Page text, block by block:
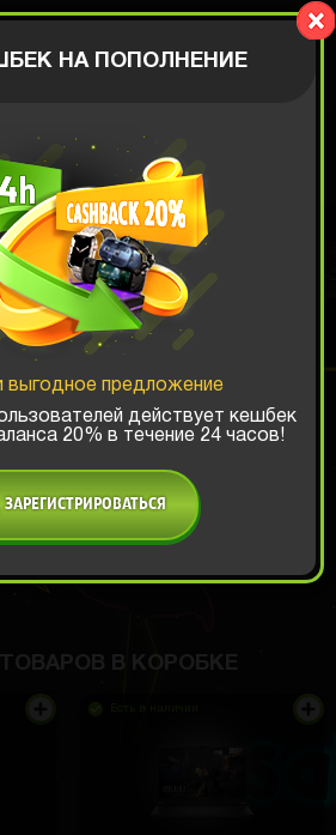
АВТОРИЗАЦИЯ
BOX
ТОП-выигрыша:
x2 x3
Есть промокод?
РУБ
485РУБ Демо прокрут
В КОРОБКЕ
НА ПОПОЛНЕНИЕ
выгодное предложение
действует кешбек
20% в течение 24 часов!
ЗАРЕГИСТРИРОВАТЬСЯ